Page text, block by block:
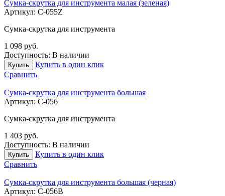
Сумка-скрутка для инструмента малая (зеленая)
Артикул: С-055Z
Сумка-скрутка для инструмента
1 098 руб.
Доступность: В наличии
Купить
Купить в один клик
Сравнить
Сумка-скрутка для инструмента большая
Артикул: С-056
Сумка-скрутка для инструмента
1 403 руб.
Доступность: В наличии
Купить
Купить в один клик
Сравнить
Сумка-скрутка для инструмента большая (черная)
Артикул: С-056B